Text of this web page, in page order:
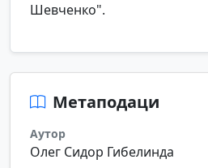
Шевченко".
Метаподаци
Аутор
Олег Сидор Гибелинда